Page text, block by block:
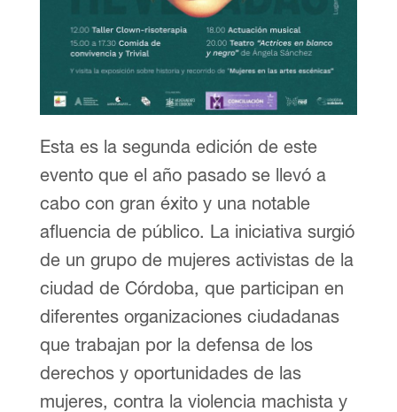
Esta es la segunda edición de este
evento que el año pasado se llevó a
cabo con gran éxito y una notable
afluencia de público. La iniciativa surgió
de un grupo de mujeres activistas de la
ciudad de Córdoba, que participan en
diferentes organizaciones ciudadanas
que trabajan por la defensa de los
derechos y oportunidades de las
mujeres, contra la violencia machista y